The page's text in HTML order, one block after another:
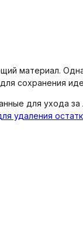
материал.
сохранения
для ухода
удаления